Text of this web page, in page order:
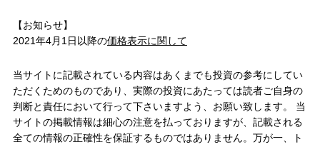
【お知らせ】
2021年4月1日以降の価格表示に関して
当サイトに記載されている内容はあくまでも投資の参考にしてい
ただくためのものであり、実際の投資にあたっては読者ご自身の
判断と責任において行って下さいますよう、お願い致します。 当
サイトの掲載情報は細心の注意を払っておりますが、記載される
全ての情報の正確性を保証するものではありません。万が一、ト